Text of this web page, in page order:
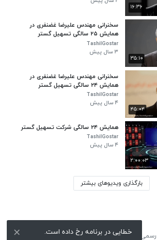
۱۶:۳۶
۳۵:۱۰
سخنرانی مهندس علیرضا غضنفری در
همایش ۲۵ سالگی تسهیل گستر
TashilGostar
۳ سال پیش
۴۵:۰۴
سخنرانی مهندس علیرضا غضنفری در
همایش ۲۴ سالگی تسهیل گستر
TashilGostar
۴ سال پیش
۲:۰۰:۰۳
همایش ۲۴ سالگی شرکت تسهیل گستر
TashilGostar
۴ سال پیش
بارگذاری ویدیوهای بیشتر
لوگوی نماشا تبلیغات گزارش تخلف تماس با ما خطایی در برنامه رخ داده است.